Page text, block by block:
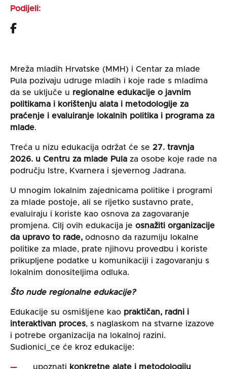
Podijeli:
Mreža mladih Hrvatske (MMH) i Centar za mlade
Pula pozivaju udruge mladih i koje rade s mladima
da se uključe u regionalne edukacije o javnim
politikama i korištenju alata i metodologije za
praćenje i evaluiranje lokalnih politika i programa za
mlade.
Treća u nizu edukacija održat će se 27. travnja
2026. u Centru za mlade Pula za osobe koje rade na
području Istre, Kvarnera i sjevernog Jadrana.
U mnogim lokalnim zajednicama politike i programi
za mlade postoje, ali se rijetko sustavno prate,
evaluiraju i koriste kao osnova za zagovaranje
promjena. Cilj ovih edukacija je osnažiti organizacije
da upravo to rade, odnosno da razumiju lokalne
politike za mlade, prate njihovu provedbu i koriste
prikupljene podatke u komunikaciji i zagovaranju s
lokalnim donositeljima odluka.
Što nude regionalne edukacije?
Edukacije su osmišljene kao praktičan, radni i
interaktivan proces, s naglaskom na stvarne izazove
i potrebe organizacija na lokalnoj razini.
Sudionici_ce će kroz edukacije:
upoznati konkretne alate i metodologiju